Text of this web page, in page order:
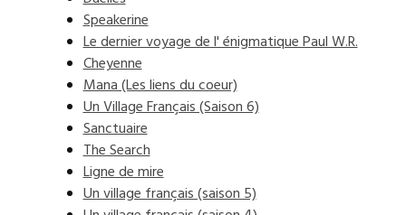
Speakerine
Le dernier voyage de l' énigmatique Paul W.R.
Cheyenne
Mana (Les liens du coeur)
Un Village Français (Saison 6)
Sanctuaire
The Search
Ligne de mire
Un village français (saison 5)